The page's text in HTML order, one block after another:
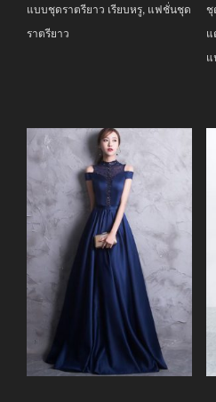
แบบชุดราตรียาว เรียบหรู, แฟชั่นชุด
ราตรียาว
ชุ
แ
แ